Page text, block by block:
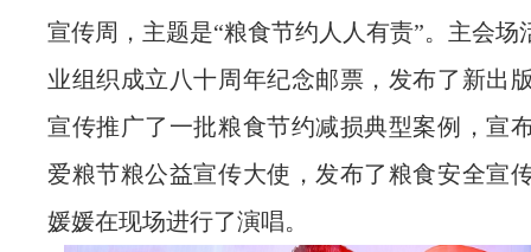
宣传周，主题是“粮食节约人人有责”。主会
业组织成立八十周年纪念邮票，发布了新出
宣传推广了一批粮食节约减损典型案例，宣
爱粮节粮公益宣传大使，发布了粮食安全宣
媛媛在现场进行了演唱。